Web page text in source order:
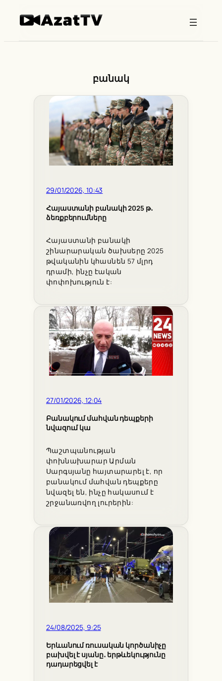
բանակ
29/01/2026, 10:43
Հայաստանի բանակի 2025 թ․
ձեռքբերումները
Հայաստանի բանակի
շինարարական ծախսերը 2025
թվականին կհասնեն 57 մլրդ
դրամի, ինչը էական
փոփոխություն է:
27/01/2026, 12:04
Բանակում մահվան դեպքերի
նվազում կա
Պաշտպանության
փոխնախարար Արման
Սարգսյանը հայտարարել է, որ
բանակում մահվան դեպքերը
նվազել են, ինչը հակասում է
շրջանառվող լուրերին:
24/08/2025, 9:25
Երևանում ռուսական կործանիչը
բախվել է սյանը․ երթևեկությունը
դադարեցվել է